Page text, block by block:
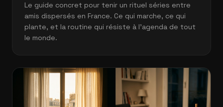
Le guide concret pour tenir un rituel séries entre
amis dispersés en France. Ce qui marche, ce qui
plante, et la routine qui résiste à l'agenda de tout
le monde.